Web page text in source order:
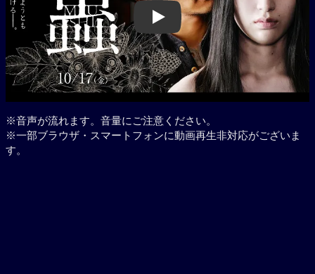
Play
※音声が流れます。音量にご注意ください。
※一部ブラウザ・スマートフォンに動画再生非対応がございま
す。